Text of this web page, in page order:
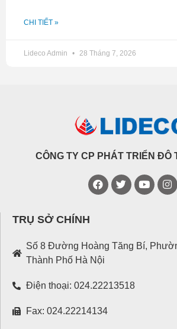
CHI TIẾT »
Lideco Admin 28 Tháng 7, 2026
CÔNG TY CP PHÁT TRIỂN ĐÔ
TRỤ SỞ CHÍNH
Số 8 Đường Hoàng Tăng Bí,
Thành Phố Hà Nội
Điện thoại: 024.22213518
Fax: 024.22214134